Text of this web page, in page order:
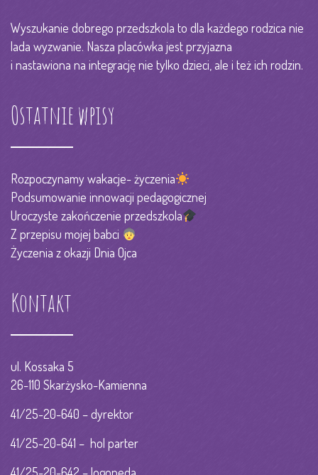
Wyszukanie dobrego przedszkola to dla każdego rodzica nie
lada wyzwanie. Nasza placówka jest przyjazna
i nastawiona na integrację nie tylko dzieci, ale i też ich rodzin.
Ostatnie wpisy
Rozpoczynamy wakacje- życzenia
Podsumowanie innowacji pedagogicznej
Uroczyste zakończenie przedszkola
Z przepisu mojej babci
Życzenia z okazji Dnia Ojca
Kontakt
ul. Kossaka 5
26-110 Skarżysko-Kamienna
41/25-20-640 – dyrektor
41/25-20-641 – hol parter